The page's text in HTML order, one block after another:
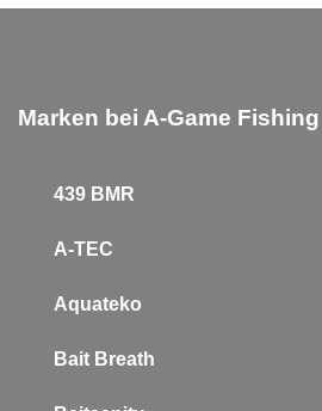
Marken bei A-Game Fishing
439 BMR
A-TEC
Aquateko
Bait Breath